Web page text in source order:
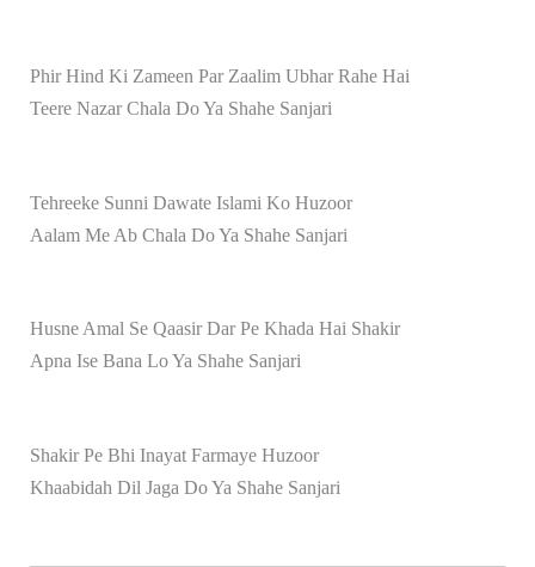
Phir Hind Ki Zameen Par Zaalim Ubhar Rahe Hai
Teere Nazar Chala Do Ya Shahe Sanjari
Tehreeke Sunni Dawate Islami Ko Huzoor
Aalam Me Ab Chala Do Ya Shahe Sanjari
Husne Amal Se Qaasir Dar Pe Khada Hai Shakir
Apna Ise Bana Lo Ya Shahe Sanjari
Shakir Pe Bhi Inayat Farmaye Huzoor
Khaabidah Dil Jaga Do Ya Shahe Sanjari